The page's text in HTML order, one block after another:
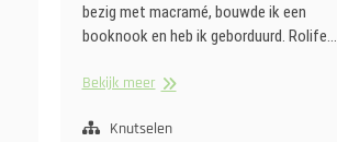
bezig met macramé, bouwde ik een
booknook en heb ik geborduurd. Rolife…
Bekijk meerKnutsels
April
Knutselen